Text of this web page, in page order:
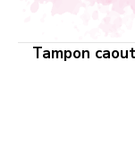
Tampon